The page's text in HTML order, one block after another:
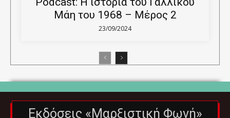
Μάη του 1968 – Μέρος 2
23/09/2024
Εκδόσεις «Μαρξιστική Φωνή»